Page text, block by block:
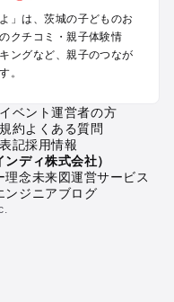
出かけ
かけ
」は、茨城の子どものお
クチコミ・親子体験情
ングなど、親子のつなが
。
ベント運営者の方
約よくある質問
記採用情報
ディ株式会社）
理念未来図運営サービス
ンジニアブログ